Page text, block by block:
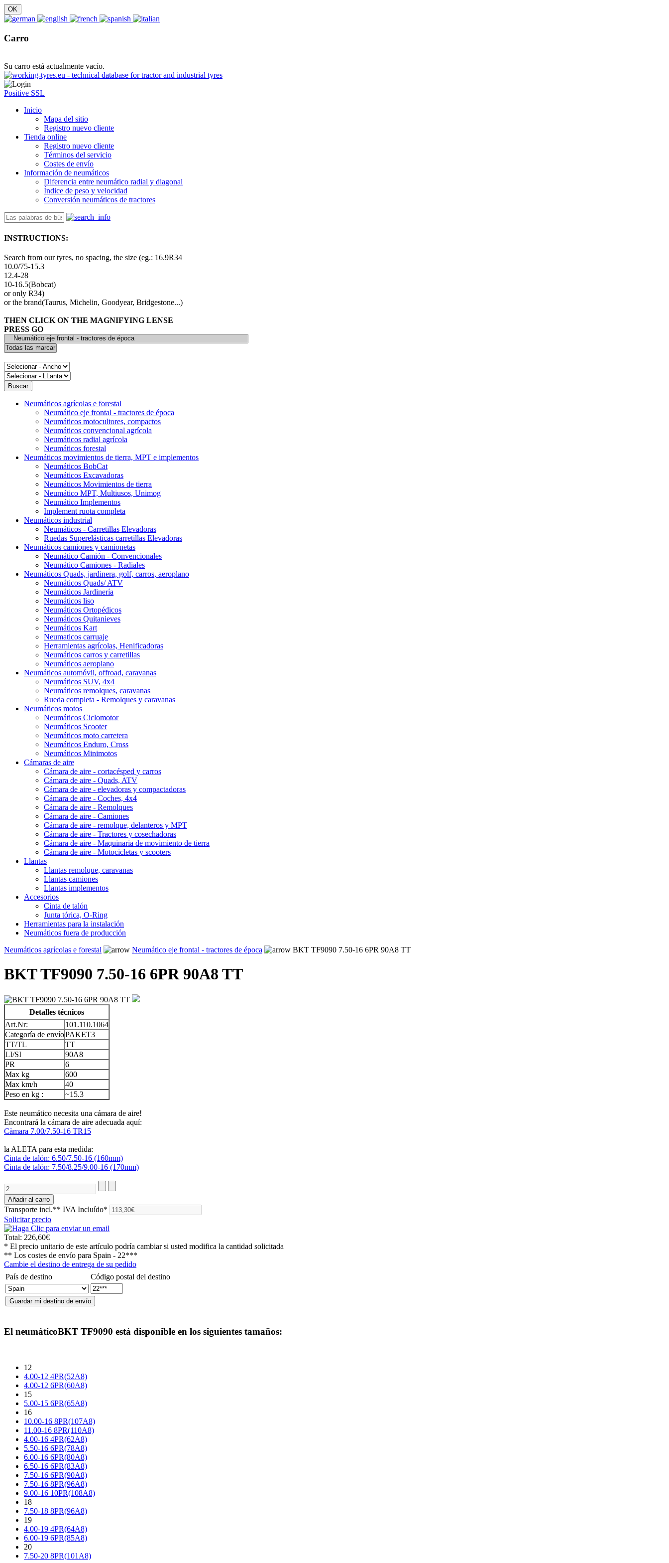
Carro
Su carro está actualmente vacío.
Positive SSL
Inicio
Mapa del sitio
Registro nuevo cliente
Tienda online
Registro nuevo cliente
Términos del servicio
Costes de envío
Información de neumáticos
Diferencia entre neumático radial y diagonal
Índice de peso y velocidad
Conversión neumáticos de tractores
INSTRUCTIONS:
Search from our tyres, no spacing, the size (eg.: 16.9R34
10.0/75-15.3
12.4-28
10-16.5(Bobcat)
or only R34)
or the brand(Taurus, Michelin, Goodyear, Bridgestone...)
THEN CLICK ON THE MAGNIFYING LENSE
PRESS GO
Neumáticos agrícolas e forestal
Neumático eje frontal - tractores de época
Neumáticos motocultores, compactos
Neumáticos convencional agrícola
Neumáticos radial agrícola
Neumáticos forestal
Neumáticos movimientos de tierra, MPT e implementos
Neumáticos BobCat
Neumáticos Excavadoras
Neumáticos Movimientos de tierra
Neumático MPT, Multiusos, Unimog
Neumático Implementos
Implement ruota completa
Neumáticos industrial
Neumáticos - Carretillas Elevadoras
Ruedas Superelásticas carretillas Elevadoras
Neumáticos camiones y camionetas
Neumático Camión - Convencionales
Neumático Camiones - Radiales
Neumáticos Quads, jardinera, golf, carros, aeroplano
Neumáticos Quads/ ATV
Neumáticos Jardinería
Neumáticos liso
Neumáticos Ortopédicos
Neumáticos Quitanieves
Neumáticos Kart
Neumaticos carruaje
Herramientas agrícolas, Henificadoras
Neumáticos carros y carretillas
Neumáticos aeroplano
Neumáticos automóvil, offroad, caravanas
Neumáticos SUV, 4x4
Neumáticos remolques, caravanas
Rueda completa - Remolques y caravanas
Neumáticos motos
Neumáticos Ciclomotor
Neumáticos Scooter
Neumáticos moto carretera
Neumáticos Enduro, Cross
Neumáticos Minimotos
Cámaras de aire
Cámara de aire - cortacésped y carros
Cámara de aire - Quads, ATV
Cámara de aire - elevadoras y compactadoras
Cámara de aire - Coches, 4x4
Cámara de aire - Remolques
Cámara de aire - Camiones
Cámara de aire - remolque, delanteros y MPT
Cámara de aire - Tractores y cosechadoras
Cámara de aire - Maquinaria de movimiento de tierra
Cámara de aire - Motocicletas y scooters
Llantas
Llantas remolque, caravanas
Llantas camiones
Llantas implementos
Accesorios
Cinta de talón
Junta tórica, O-Ring
Herramientas para la instalación
Neumáticos fuera de producción
Neumáticos agrícolas e forestal
Neumático eje frontal - tractores de época BKT TF9090 7.50-16 6PR 90A8 TT
BKT TF9090 7.50-16 6PR 90A8 TT
Detalles técnicos
Art.Nr:
101.110.1064
Categoría de envíoPAKET3
TT/TL
TT
LI/SI
90A8
PR
6
Max kg
600
Max km/h
40
Peso en kg :
~15.3
Este neumático necesita una cámara de aire!
Encontrará la cámara de aire adecuada aquí:
Càmara 7.00/7.50-16 TR15
la ALETA para esta medida:
Cinta de talón: 6.50/7.50-16 (160mm)
Cinta de talón: 7.50/8.25/9.00-16 (170mm)
Transporte incl.** IVA Incluído*
Solicitar precio
Total: 226,60€
* El precio unitario de este artículo podría cambiar si usted modifica la cantidad solicitada
** Los costes de envío para Spain - 22***
Cambie el destino de entrega de su pedido
País de destino
Código postal del destino
El neumáticoBKT TF9090 está disponible en los siguientes tamaños:
12
4.00-12 4PR(52A8)
4.00-12 6PR(60A8)
15
5.00-15 6PR(65A8)
16
10.00-16 8PR(107A8)
11.00-16 8PR(110A8)
4.00-16 4PR(62A8)
5.50-16 6PR(78A8)
6.00-16 6PR(80A8)
6.50-16 6PR(83A8)
7.50-16 6PR(90A8)
7.50-16 8PR(96A8)
9.00-16 10PR(108A8)
18
7.50-18 8PR(96A8)
19
4.00-19 4PR(64A8)
6.00-19 6PR(85A8)
20
7.50-20 8PR(101A8)